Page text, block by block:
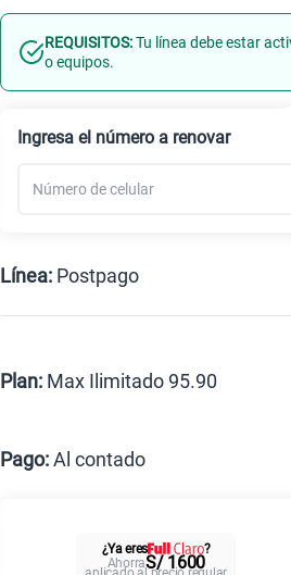
Línea Nueva
REQUISITOS:Tu línea debe estar
o equipos.
Ingresa el número a renovar
Línea: Postpago
Plan: Max Ilimitado 95.90
Pago:Al contado
¿Ya eres
?
AhorraS/ 1600